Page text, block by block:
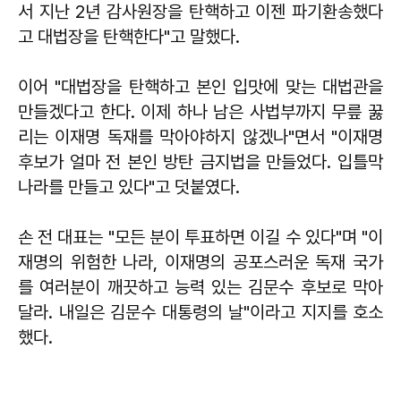
서 지난 2년 감사원장을 탄핵하고 이젠 파기환송했다
고 대법장을 탄핵한다"고 말했다.
이어 "대법장을 탄핵하고 본인 입맛에 맞는 대법관을
만들겠다고 한다. 이제 하나 남은 사법부까지 무릎 꿇
리는 이재명 독재를 막아야하지 않겠나"면서 "이재명
후보가 얼마 전 본인 방탄 금지법을 만들었다. 입틀막
나라를 만들고 있다"고 덧붙였다.
손 전 대표는 "모든 분이 투표하면 이길 수 있다"며 "이
재명의 위험한 나라, 이재명의 공포스러운 독재 국가
를 여러분이 깨끗하고 능력 있는 김문수 후보로 막아
달라. 내일은 김문수 대통령의 날"이라고 지지를 호소
했다.